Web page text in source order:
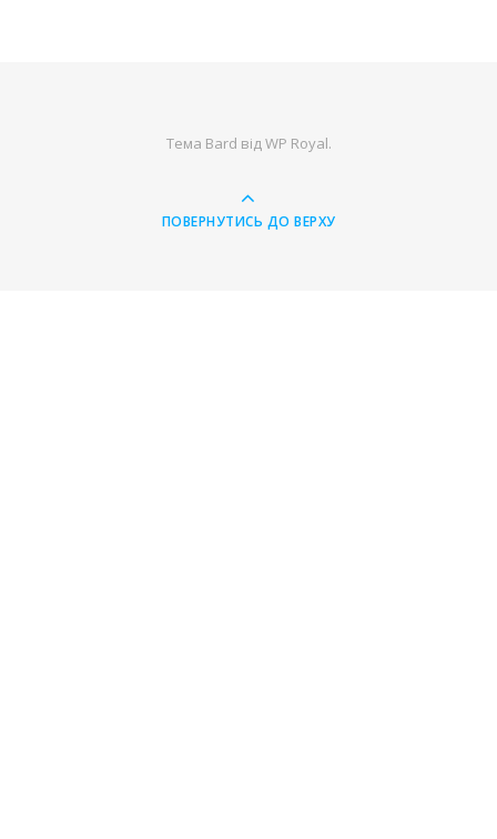
Тема Bard відWP Royal.
ПОВЕРНУТИСЬ ДО ВЕРХУ